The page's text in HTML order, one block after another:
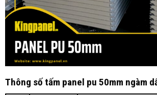
Thông số tấm panel pu 50mm ngàm